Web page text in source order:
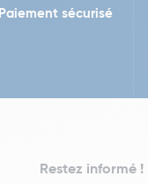
Paiement sécurisé
Restez informé !